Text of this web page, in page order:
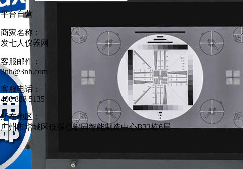
平台自营
商家名称：
发七人仪器网
客服邮件：
3nh@3nh.com
客服电话：
400 888 5135
所在地区：
广州市增城区低碳总部园智能制造中心B33栋6层